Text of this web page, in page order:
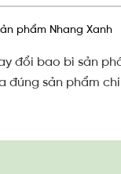
phẩm Nhang Xanh
đổi bao bì sản
đúng sản phẩm